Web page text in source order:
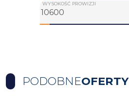
WYSOKOŚĆ PROWIZJI
PODOBNEOFERTY